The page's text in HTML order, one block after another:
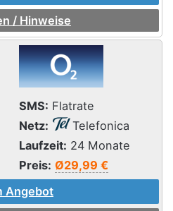
/ Hinweise
SMS: Flatrate
Netz:
Telefonica
Laufzeit: 24 Monate
Preis: Ø29,99 €
Angebot